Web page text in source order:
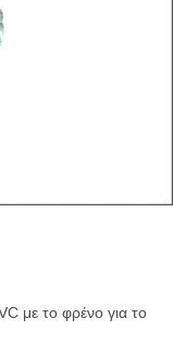
με το φρένο για το